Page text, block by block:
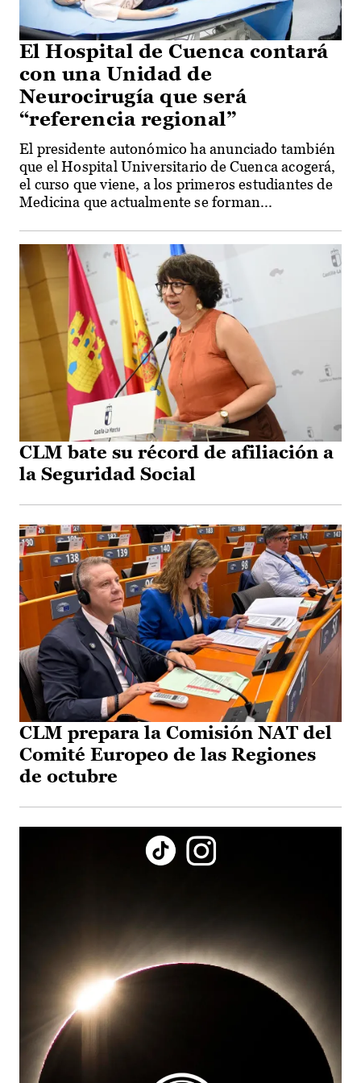
El Hospital de Cuenca contará
con una Unidad de
Neurocirugía que será
“referencia regional”
El presidente autonómico ha anunciado también
que el Hospital Universitario de Cuenca acogerá,
el curso que viene, a los primeros estudiantes de
Medicina que actualmente se forman...
CLM bate su récord de afiliación a
la Seguridad Social
CLM prepara la Comisión NAT del
Comité Europeo de las Regiones
de octubre